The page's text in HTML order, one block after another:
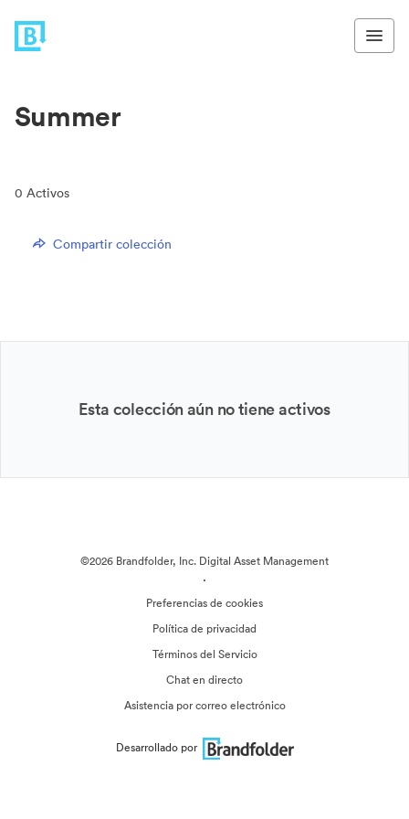
Summer
0 Activos
Compartir colección
Esta colección aún no tiene activos
©2026 Brandfolder, Inc. Digital Asset Management
·
Preferencias de cookies
Política de privacidad
Términos del Servicio
Chat en directo
Asistencia por correo electrónico
Desarrollado por